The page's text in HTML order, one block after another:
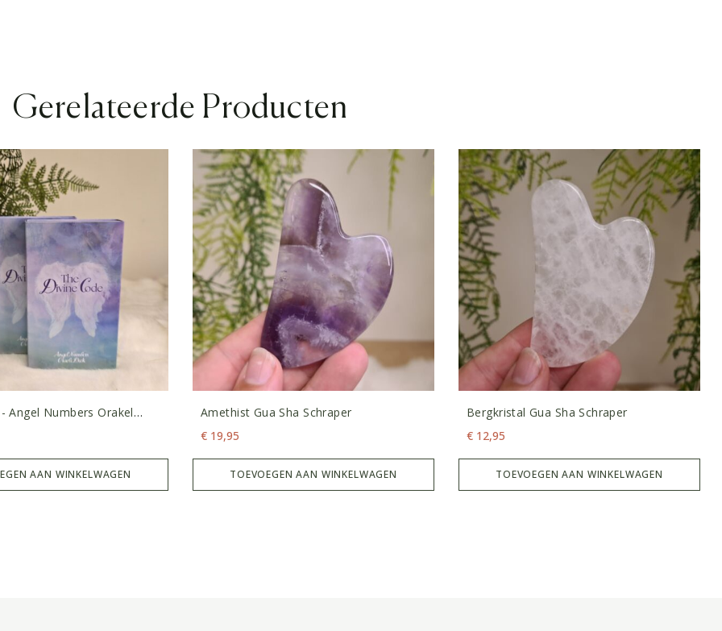
Gerelateerde Producten
Angel Numbers Orakel
AAN WINKELWAGEN
Amethist Gua Sha Schraper
€ 19,95
TOEVOEGEN AAN WINKELWAGEN
Bergkristal Gua Sha Schraper
€ 12,95
TOEVOEGEN AAN WINKELWAGEN